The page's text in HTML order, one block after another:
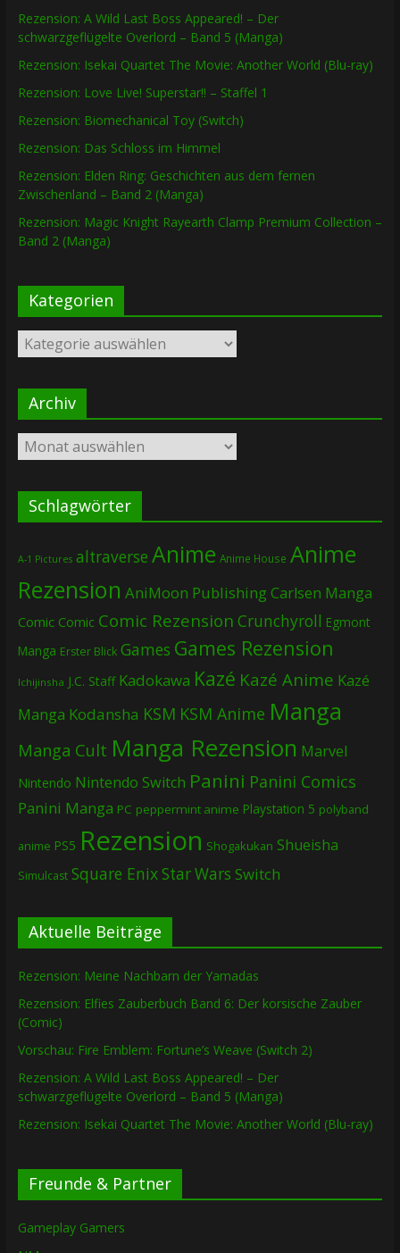
Rezension: A Wild Last Boss Appeared! – Der
schwarzgeflügelte Overlord – Band 5 (Manga)
Rezension: Isekai Quartet The Movie: Another World (Blu-ray)
Rezension: Love Live! Superstar!! – Staffel 1
Rezension: Biomechanical Toy (Switch)
Rezension: Das Schloss im Himmel
Rezension: Elden Ring: Geschichten aus dem fernen
Zwischenland – Band 2 (Manga)
Rezension: Magic Knight Rayearth Clamp Premium Collection –
Band 2 (Manga)
Kategorien
Kategorien
Archiv
Archiv
Schlagwörter
A-1 Pictures altraverse Anime Anime House Anime
Rezension AniMoon PublishingCarlsen Manga
Comic Comic Comic Rezension Crunchyroll Egmont
Manga Erster Blick Games Games Rezension
Ichijinsha J.C. Staff Kadokawa Kazé Kazé Anime Kazé
Manga Kodansha KSM KSM Anime Manga
Manga Cult Manga Rezension Marvel
Nintendo Nintendo Switch Panini Panini Comics
Panini Manga PC peppermint anime Playstation 5 polyband
anime PS5 Rezension Shogakukan Shueisha
Simulcast Square EnixStar Wars Switch
Aktuelle Beiträge
Rezension: Meine Nachbarn der Yamadas
Rezension: Elfies Zauberbuch Band 6: Der korsische Zauber
(Comic)
Vorschau: Fire Emblem: Fortune’s Weave (Switch 2)
Rezension: A Wild Last Boss Appeared! – Der
schwarzgeflügelte Overlord – Band 5 (Manga)
Rezension: Isekai Quartet The Movie: Another World (Blu-ray)
Freunde & Partner
Gameplay Gamers